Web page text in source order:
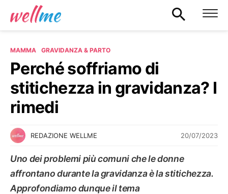
MAMMA GRAVIDANZA & PARTO
Perché soffriamo di
stitichezza in gravidanza? I
rimedi
REDAZIONE WELLME 20/07/2023
Uno dei problemi più comuni che le donne
affrontano durante la gravidanza è la stitichezza.
Approfondiamo dunque il tema